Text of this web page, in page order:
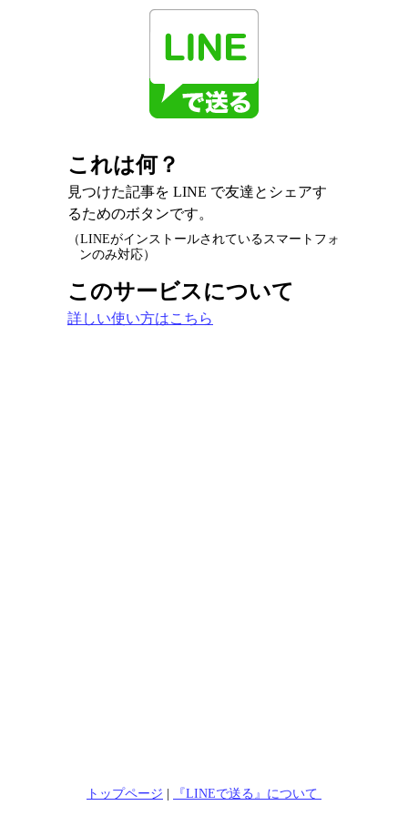
これは何？
見つけた記事を LINE で友達とシェアす
るためのボタンです。
（LINEがインストールされているスマートフォ
ンのみ対応）
このサービスについて
詳しい使い方はこちら
トップページ | 『LINEで送る』について